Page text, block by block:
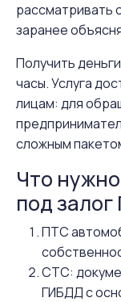
рассматривать
заранее
Получить
часы. Услуга
лицам: для
сложным
Что
под
ПТС
СТС:
ГИБДД с